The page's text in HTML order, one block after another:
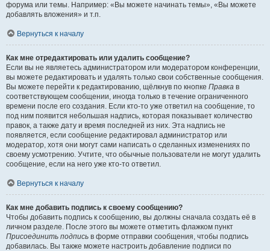
форума или темы. Например: «Вы можете начинать темы», «Вы можете
добавлять вложения» и т.п.
Вернуться к началу
Как мне отредактировать или удалить сообщение?
Если вы не являетесь администратором или модератором конференции,
вы можете редактировать и удалять только свои собственные сообщения.
Вы можете перейти к редактированию, щёлкнув по кнопке Правка в
соответствующем сообщении, иногда только в течение ограниченного
времени после его создания. Если кто-то уже ответил на сообщение, то
под ним появится небольшая надпись, которая показывает количество
правок, а также дату и время последней из них. Эта надпись не
появляется, если сообщение редактировал администратор или
модератор, хотя они могут сами написать о сделанных изменениях по
своему усмотрению. Учтите, что обычные пользователи не могут удалить
сообщение, если на него уже кто-то ответил.
Вернуться к началу
Как мне добавить подпись к своему сообщению?
Чтобы добавить подпись к сообщению, вы должны сначала создать её в
личном разделе. После этого вы можете отметить флажком пункт
Присоединить подпись в форме отправки сообщения, чтобы подпись
добавилась. Вы также можете настроить добавление подписи по